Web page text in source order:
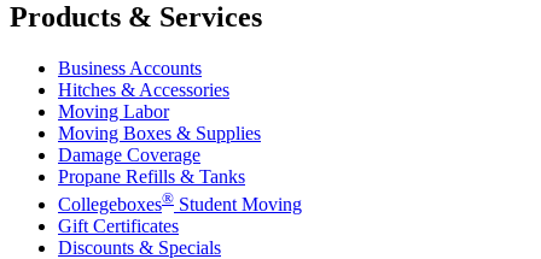
Products & Services
Business Accounts
Hitches & Accessories
Moving Labor
Moving Boxes & Supplies
Damage Coverage
Propane Refills & Tanks
Collegeboxes® Student Moving
Gift Certificates
Discounts & Specials